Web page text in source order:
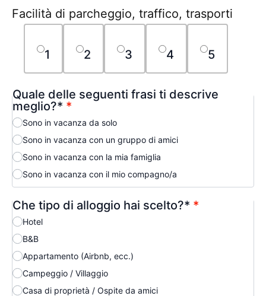
Facilità di parcheggio, traffico, trasporti
1 2 3 4 5
Quale delle seguenti frasi ti descrive
meglio?* *
Sono in vacanza da solo
Sono in vacanza con un gruppo di amici
Sono in vacanza con la mia famiglia
Sono in vacanza con il mio compagno/a
Che tipo di alloggio hai scelto?* *
Hotel
B&B
Appartamento (Airbnb, ecc.)
Campeggio / Villaggio
Casa di proprietà / Ospite da amici